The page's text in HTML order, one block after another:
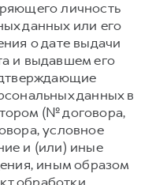
личность
данных или его
о дате выдачи
и выдавшем его
данных в
(№ договора,
условное
и (или) иные
иным образом